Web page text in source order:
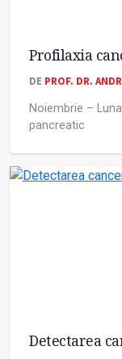
Profilaxia
DE PROF. DR.
Noiembrie –
pancreatic
Detectarea